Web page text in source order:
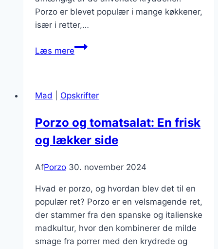
Porzo er blevet populær i mange køkkener,
især i retter,…
Læs merePorzo
madlavningen
Mad Opskrifter
Porzo og tomatsalat: En frisk
og lækker side
AfPorzo 30. november 2024
Hvad er porzo, og hvordan blev det til en
populær ret? Porzo er en velsmagende ret,
der stammer fra den spanske og italienske
madkultur, hvor den kombinerer de milde
smage fra porrer med den krydrede og